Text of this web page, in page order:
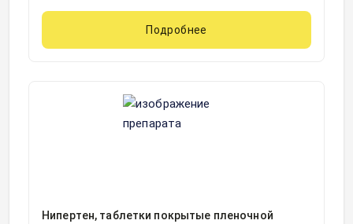
Подробнее
Нипертен, таблетки покрытые пленочной